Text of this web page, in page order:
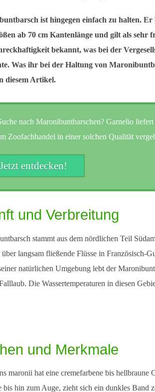
ist hingegen einfach zu halten. Er
ab 70 cm Kantenlänge und gilt als sehr
bekannt, was bei der
Was ihr bei der Haltung von
diesem Artikel.
nach Maronibuntbarschen? Garnelio liefert
Zoofachhandel in einer solchen Qualität
Jetzt entdecken!
und Verbreitung
stammt aus dem nördlichen Teil
über langsam fließende Flüsse in Französisch-
natürlichen Umgebung lebt der
Die Wassertemperaturen in diesen
und Merkmale
maronii hat eine cremefarbene bis hellbraune
bis hin zum Auge, zieht sich ein dunkles Band